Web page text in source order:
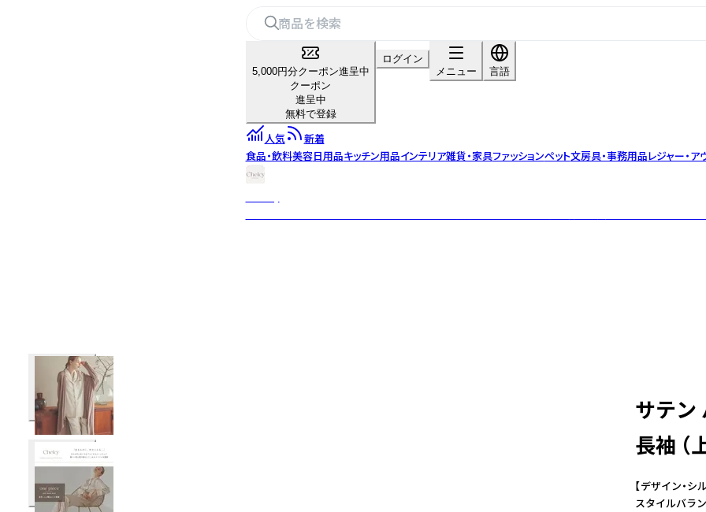
5,000円分クーポン進呈中
クーポン
進呈中
無料で登録
ログイン
メニュー
言語
人気
新着
食品・飲料美容日用品キッチン用品インテリア雑貨・家具ファッションペット文房具・事務用品レジャー・ア
サテン
長袖
【デザイン・
スタイルバラ